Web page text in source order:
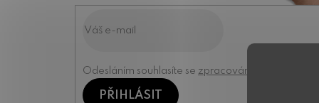
Odesláním souhlasíte se zpracováním osobních
PŘIHLÁSIT